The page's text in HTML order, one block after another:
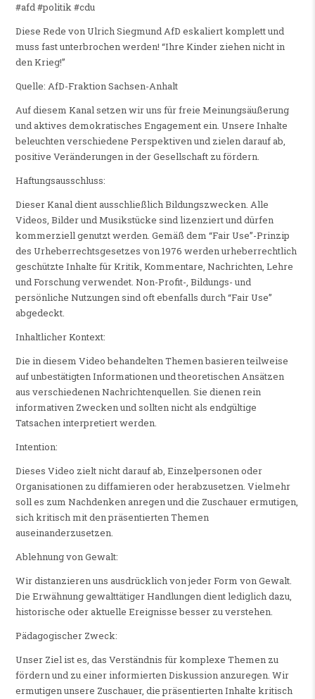
#afd #politik #cdu
Diese Rede von Ulrich Siegmund AfD eskaliert komplett und
muss fast unterbrochen werden! “Ihre Kinder ziehen nicht in
den Krieg!”
Quelle: AfD-Fraktion Sachsen-Anhalt
Auf diesem Kanal setzen wir uns für freie Meinungsäußerung
und aktives demokratisches Engagement ein. Unsere Inhalte
beleuchten verschiedene Perspektiven und zielen darauf ab,
positive Veränderungen in der Gesellschaft zu fördern.
Haftungsausschluss:
Dieser Kanal dient ausschließlich Bildungszwecken. Alle
Videos, Bilder und Musikstücke sind lizenziert und dürfen
kommerziell genutzt werden. Gemäß dem “Fair Use”-Prinzip
des Urheberrechtsgesetzes von 1976 werden urheberrechtlich
geschützte Inhalte für Kritik, Kommentare, Nachrichten, Lehre
und Forschung verwendet. Non-Profit-, Bildungs- und
persönliche Nutzungen sind oft ebenfalls durch “Fair Use”
abgedeckt.
Inhaltlicher Kontext:
Die in diesem Video behandelten Themen basieren teilweise
auf unbestätigten Informationen und theoretischen Ansätzen
aus verschiedenen Nachrichtenquellen. Sie dienen rein
informativen Zwecken und sollten nicht als endgültige
Tatsachen interpretiert werden.
Intention:
Dieses Video zielt nicht darauf ab, Einzelpersonen oder
Organisationen zu diffamieren oder herabzusetzen. Vielmehr
soll es zum Nachdenken anregen und die Zuschauer ermutigen,
sich kritisch mit den präsentierten Themen
auseinanderzusetzen.
Ablehnung von Gewalt:
Wir distanzieren uns ausdrücklich von jeder Form von Gewalt.
Die Erwähnung gewalttätiger Handlungen dient lediglich dazu,
historische oder aktuelle Ereignisse besser zu verstehen.
Pädagogischer Zweck:
Unser Ziel ist es, das Verständnis für komplexe Themen zu
fördern und zu einer informierten Diskussion anzuregen. Wir
ermutigen unsere Zuschauer, die präsentierten Inhalte kritisch